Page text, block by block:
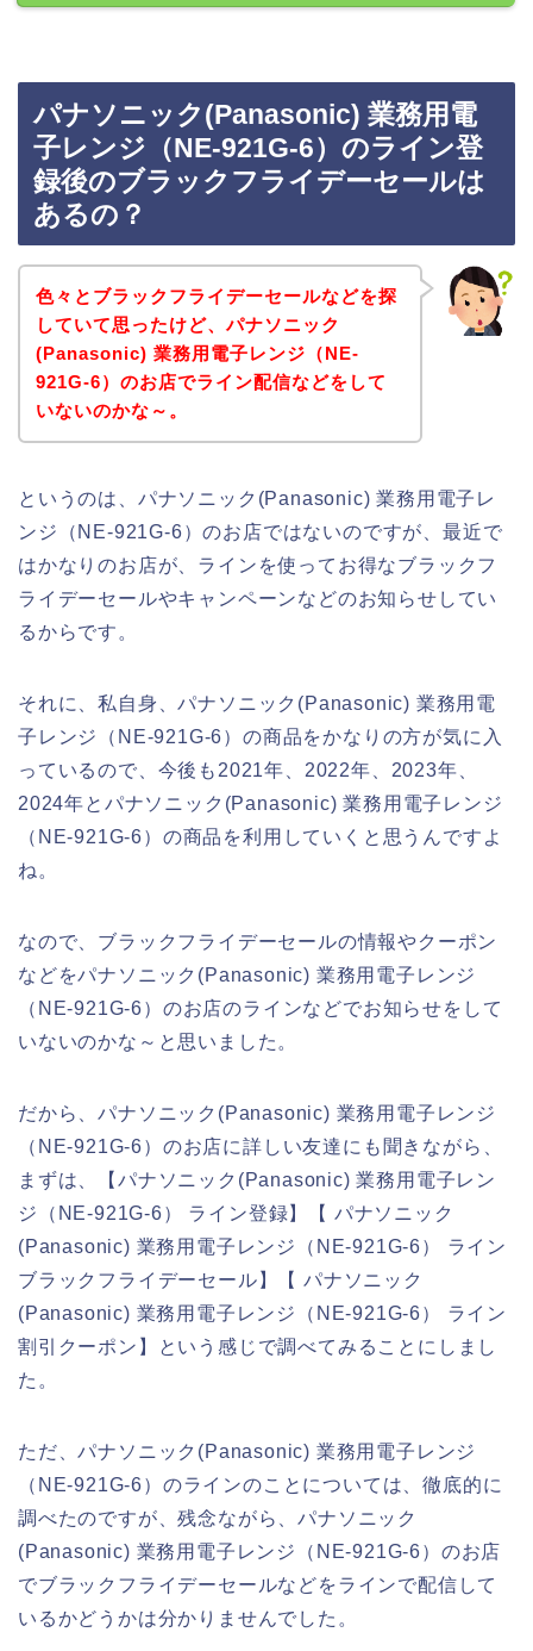
パナソニック(Panasonic) 業務用電
子レンジ（NE-921G-6）のライン登
録後のブラックフライデーセールは
あるの？
色々とブラックフライデーセールなどを探
していて思ったけど、パナソニック
(Panasonic) 業務用電子レンジ（NE-
921G-6）のお店でライン配信などをして
いないのかな～。
というのは、パナソニック(Panasonic) 業務用電子レ
ンジ（NE-921G-6）のお店ではないのですが、最近で
はかなりのお店が、ラインを使ってお得なブラックフ
ライデーセールやキャンペーンなどのお知らせしてい
るからです。
それに、私自身、パナソニック(Panasonic) 業務用電
子レンジ（NE-921G-6）の商品をかなりの方が気に入
っているので、今後も2021年、2022年、2023年、
2024年とパナソニック(Panasonic) 業務用電子レンジ
（NE-921G-6）の商品を利用していくと思うんですよ
ね。
なので、ブラックフライデーセールの情報やクーポン
などをパナソニック(Panasonic) 業務用電子レンジ
（NE-921G-6）のお店のラインなどでお知らせをして
いないのかな～と思いました。
だから、パナソニック(Panasonic) 業務用電子レンジ
（NE-921G-6）のお店に詳しい友達にも聞きながら、
まずは、【パナソニック(Panasonic) 業務用電子レン
ジ（NE-921G-6） ライン登録】【 パナソニック
(Panasonic) 業務用電子レンジ（NE-921G-6） ライン
ブラックフライデーセール】【 パナソニック
(Panasonic) 業務用電子レンジ（NE-921G-6） ライン
割引クーポン】という感じで調べてみることにしまし
た。
ただ、パナソニック(Panasonic) 業務用電子レンジ
（NE-921G-6）のラインのことについては、徹底的に
調べたのですが、残念ながら、パナソニック
(Panasonic) 業務用電子レンジ（NE-921G-6）のお店
でブラックフライデーセールなどをラインで配信して
いるかどうかは分かりませんでした。